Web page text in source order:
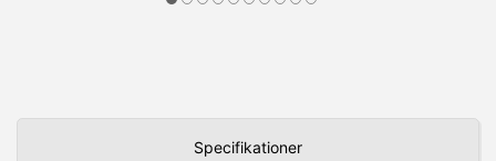
Specifikationer